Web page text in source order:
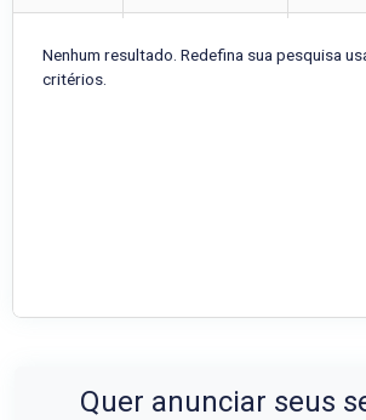
Nenhum resultado. Redefina sua pesquisa
critérios.
Quer anunciar seus